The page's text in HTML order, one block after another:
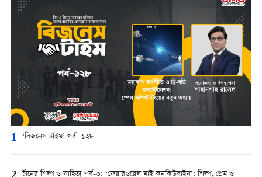
1 ‘বিজনেস টাইম’ পর্ব- ১২৮
চীনের শিল্প ও সাহিত্য পর্ব-৩: ‘ফেয়ারওয়েল মাই কনকিউবাইন’: শিল্প, প্রেম ও